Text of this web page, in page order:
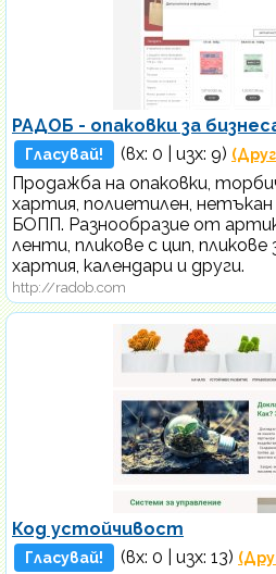
РАДОБ - опаковки за
Гласувай! (вх: 0 | изх: 9)
Продажба на опаковки,
хартия, полиетилен,
БОПП. Разнообразие от
ленти, пликове с цип, пликове
хартия, календари и други.
http://radob.com
Код устойчивост
Гласувай! (вх: 0 | изх: 13)